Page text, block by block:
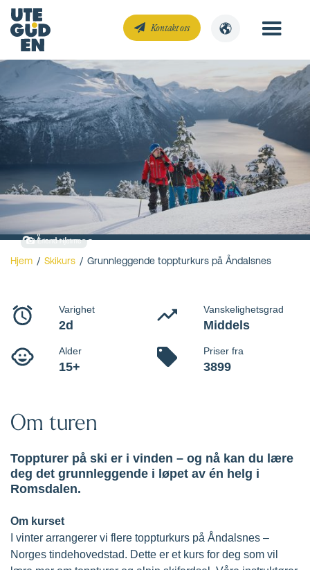
Kontakt oss
Erlend Hjelme
Åndalsnes
Grunnleggende
toppturkurs på
Åndalsnes
Hjem / Skikurs / Grunnleggende toppturkurs på Åndalsnes